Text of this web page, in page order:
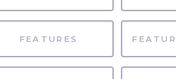
FEATURES